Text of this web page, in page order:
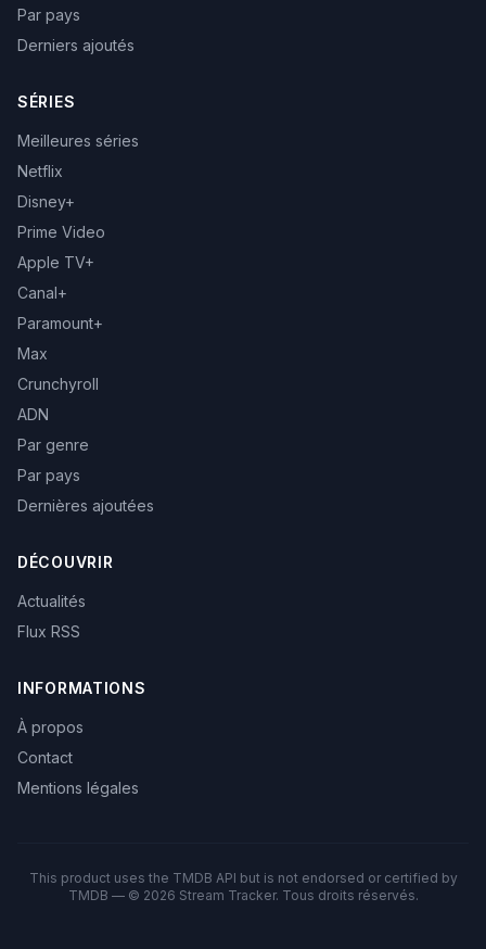
Par pays
Derniers ajoutés
SÉRIES
Meilleures séries
Netflix
Disney+
Prime Video
Apple TV+
Canal+
Paramount+
Max
Crunchyroll
ADN
Par genre
Par pays
Dernières ajoutées
DÉCOUVRIR
Actualités
Flux RSS
INFORMATIONS
À propos
Contact
Mentions légales
This product uses the TMDB API but is not endorsed or certified by
TMDB — © 2026 Stream Tracker. Tous droits réservés.